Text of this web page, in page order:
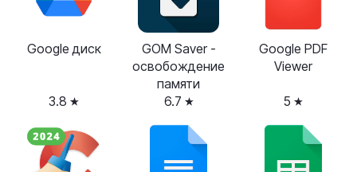
Google диск
3.8
GOM Saver -
освобождение
памяти
6.7
Google PDF
Viewer
5